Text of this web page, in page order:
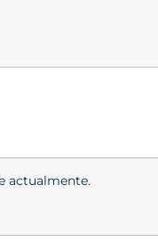
actualmente.